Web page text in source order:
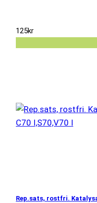
125kr
Rep.sats, rostfri.